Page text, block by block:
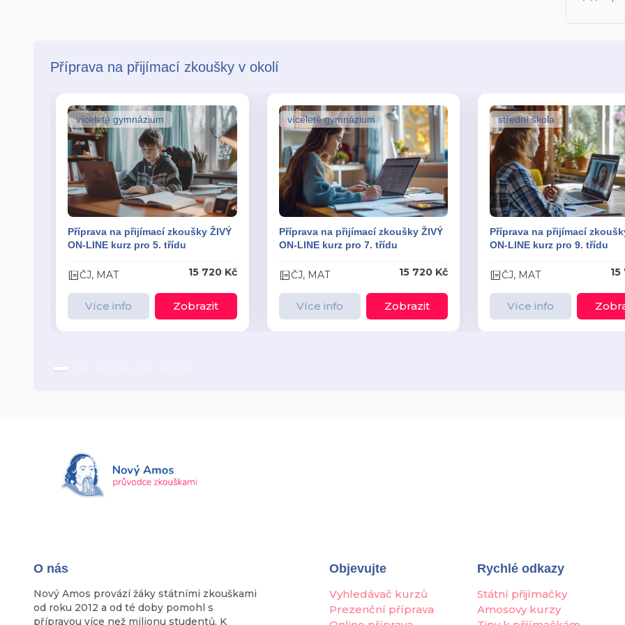
Příprava na přijímací zkoušky v okolí
víceleté gymnázium
Příprava na přijímací zkoušky ŽIVÝ
ON-LINE kurz pro 5. třídu
ČJ, MAT 15 720 Kč
Více info Zobrazit
víceleté gymnázium
Příprava na přijímací zkoušky ŽIVÝ
ON-LINE kurz pro 7. třídu
ČJ, MAT 15 720 Kč
Více info Zobrazit
střední škola
Příprava na přijímací
ON-LINE kurz pro 9. třídu
ČJ, MAT 15
Více info
O nás
Nový Amos provází žáky státními zkouškami
od roku 2012 a od té doby pomohl s
přípravou více než milionu studentů. K
Objevujte
Vyhledávač kurzů
Prezenční příprava
Rychlé odkazy
Státní přijímačky
Amosovy kurzy